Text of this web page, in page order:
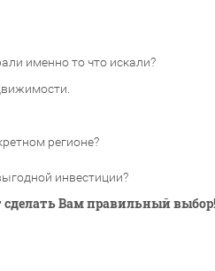
именно то что искали?
регионе?
инвестиции?
Вам правильный выбор!